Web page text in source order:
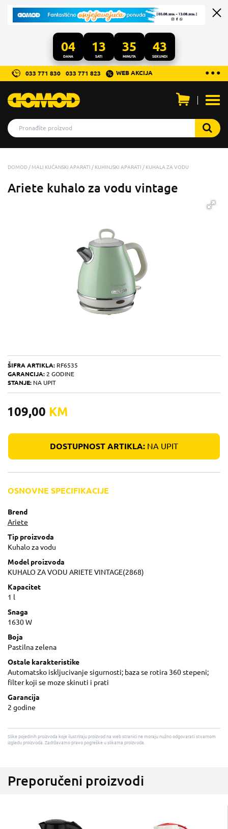
04
DANA
13
SATI
35
MINUTA
43
SEKUNDI
...
● ● ●
033 771 830 033 771 823 WEB AKCIJA
DOMOD MALI KUĆANSKI APARATI KUHINJSKI APARATI KUHALA ZA VODU
Ariete kuhalo za vodu vintage
ŠIFRA ARTIKLA: RF6535
GARANCIJA: 2 GODINE
STANJE: NA UPIT
109,00 KM
DOSTUPNOST ARTIKLA: NA UPIT
OSNOVNE SPECIFIKACIJE
Brend
Ariete
Tip proizvoda
Kuhalo za vodu
Model proizvoda
KUHALO ZA VODU ARIETE VINTAGE(2868)
Kapacitet
1 l
Snaga
1630 W
Boja
Pastilna zelena
Ostale karakteristike
Automatsko iskljucivanje sigurnosti; baza se rotira 360 stepeni;
filter koji se moze skinuti i prati
Garancija
2 godine
Slike pojedinih proizvoda koje ilustriraju proizvod na web stranici ne moraju nužno odgovarati stvarnom
izgledu proizvoda. Zadržavamo pravo pogreške u slikama proizvoda.
Preporučeni proizvodi